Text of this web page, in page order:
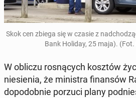
Skok cen zbiega się w czasie z
Bank Holiday, 25 maja).
W obliczu ro­sną­cych kosztów
nie­sie­nia, że mi­ni­stra fi­nan­sów
do­po­dob­nie porzuci plany